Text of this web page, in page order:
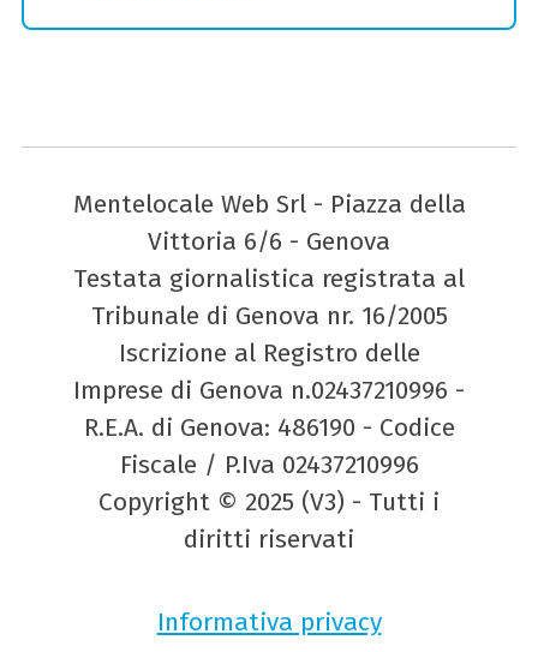
Mentelocale Web Srl - Piazza della
Vittoria 6/6 - Genova
Testata giornalistica registrata al
Tribunale di Genova nr. 16/2005
Iscrizione al Registro delle
Imprese di Genova n.02437210996 -
R.E.A. di Genova: 486190 - Codice
Fiscale / P.Iva 02437210996
Copyright © 2025 (V3) - Tutti i
diritti riservati
Informativa privacy